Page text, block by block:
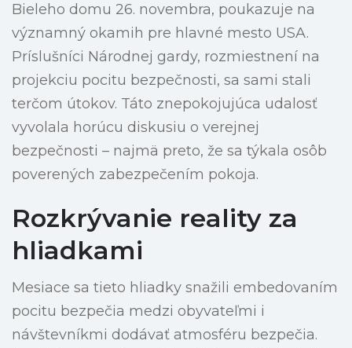
Bieleho domu 26. novembra, poukazuje na
významný okamih pre hlavné mesto USA.
Príslušníci Národnej gardy, rozmiestnení na
projekciu pocitu bezpečnosti, sa sami stali
terčom útokov. Táto znepokojujúca udalosť
vyvolala horúcu diskusiu o verejnej
bezpečnosti – najmä preto, že sa týkala osôb
poverených zabezpečením pokoja.
Rozkrývanie reality za
hliadkami
Mesiace sa tieto hliadky snažili embedovaním
pocitu bezpečia medzi obyvateľmi i
návštevníkmi dodávať atmosféru bezpečia.